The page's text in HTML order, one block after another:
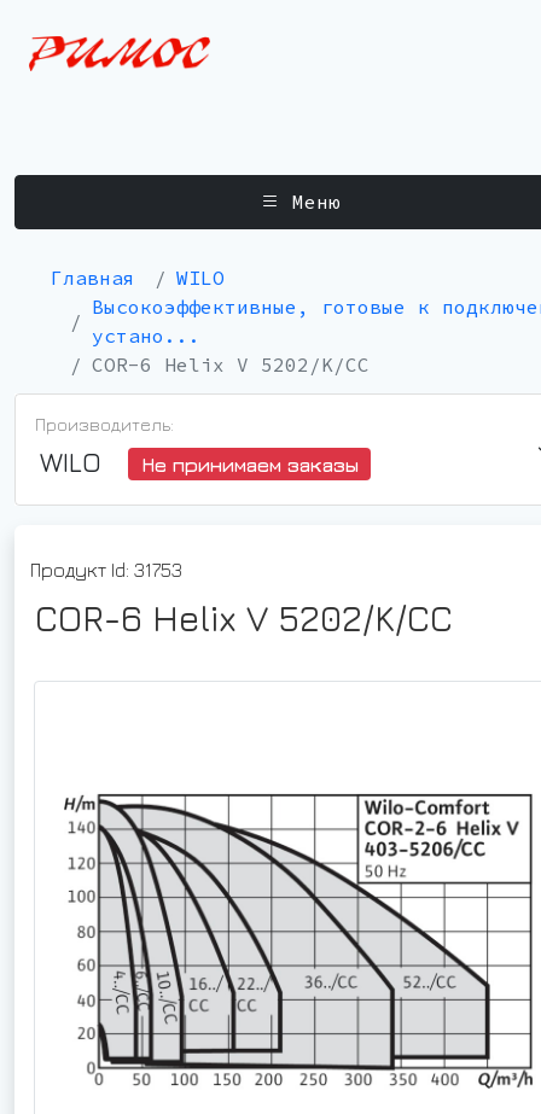
Меню
Главная
WILO
Высокоэффективные, готовые к
устано...
COR-6 Helix V 5202/K/CC
Производитель:
WILO Не принимаем заказы
Продукт Id: 31753
COR-6 Helix V 5202/K/CC